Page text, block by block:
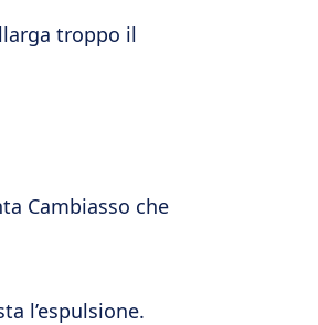
troppo il
Cambiasso che
l’espulsione.